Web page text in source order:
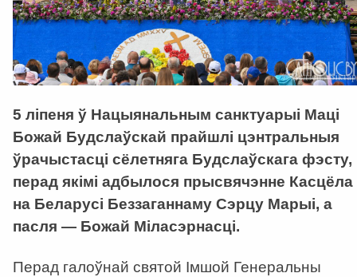
5 ліпеня ў Нацыянальным санктуарыі Маці
Божай Будслаўскай прайшлі цэнтральныя
ўрачыстасці сёлетняга Будслаўскага фэсту,
перад якімі адбылося прысвячэнне Касцёла
на Беларусі Беззаганнаму Сэрцу Марыі, а
пасля — Божай Міласэрнасці.
Перад галоўнай святой Імшой Генеральны